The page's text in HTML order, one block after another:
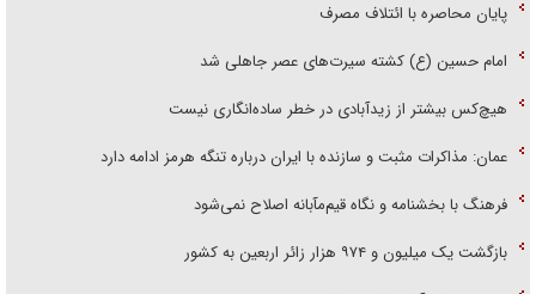
پایان محاصره با ائتلاف مصرف
امام حسین (ع) کشته سیرت‌های عصر جاهلی شد
هیچ‌کس بیشتر از زیدآبادی در خطر ساده‌انگاری نیست
عمان: مذاکرات مثبت و سازنده با ایران درباره تنگه هرمز ادامه دارد
فرهنگ با بخشنامه و نگاه قیم‌مآبانه اصلاح نمی‌شود
بازگشت یک میلیون و ۹۷۴ هزار زائر اربعین به کشور